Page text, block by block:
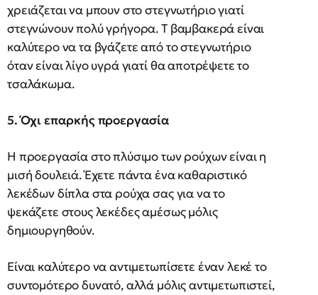
χρειάζεται να μπουν στο στεγνωτήριο γιατί
στεγνώνουν πολύ γρήγορα. Τ βαμβακερά είναι
καλύτερο να τα βγάζετε από το στεγνωτήριο
όταν είναι λίγο υγρά γιατί θα αποτρέψετε το
τσαλάκωμα.
5. Όχι επαρκής προεργασία
Η προεργασία στο πλύσιμο των ρούχων είναι η
μισή δουλειά. Έχετε πάντα ένα καθαριστικό
λεκέδων δίπλα στα ρούχα σας για να το
ψεκάζετε στους λεκέδες αμέσως μόλις
δημιουργηθούν.
Είναι καλύτερο να αντιμετωπίσετε έναν λεκέ το
συντομότερο δυνατό, αλλά μόλις αντιμετωπιστεί,